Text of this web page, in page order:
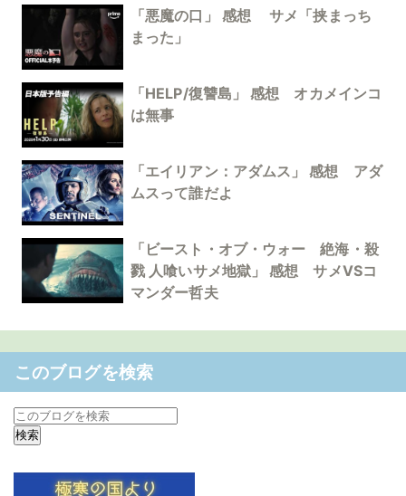
「悪魔の口」 感想 サメ「挟まっち
まった」
「HELP/復讐島」 感想 オカメインコ
は無事
「エイリアン：アダムス」 感想 アダ
ムスって誰だよ
「ビースト・オブ・ウォー 絶海・殺
戮 人喰いサメ地獄」 感想 サメVSコ
マンダー哲夫
このブログを検索